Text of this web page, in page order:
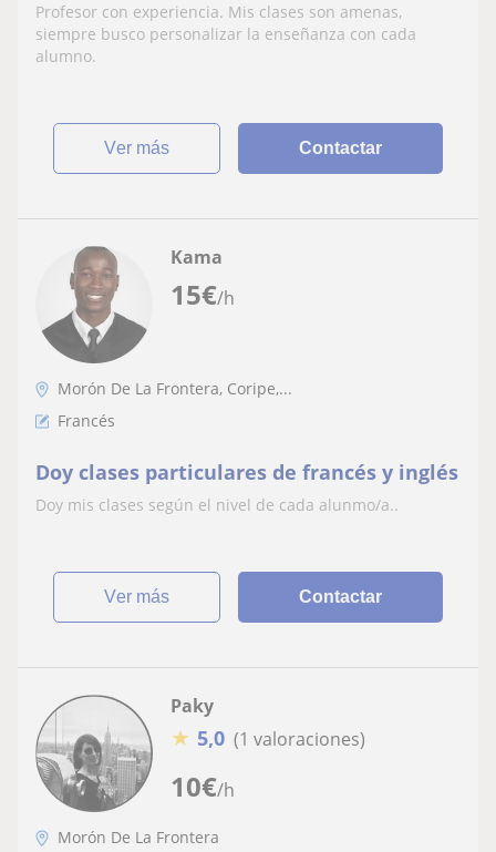
Profesor con experiencia. Mis clases son amenas,
siempre busco personalizar la enseñanza con cada
alumno.
ver más Contactar
15€/h
Kama
Morón De La Frontera, Coripe,...
Francés
Doy clases particulares de francés y inglés
Doy mis clases según el nivel de cada alunmo/a..
ver más Contactar
10€/h
Paky
★ 5,0 (1 valoraciones)
Morón De La Frontera